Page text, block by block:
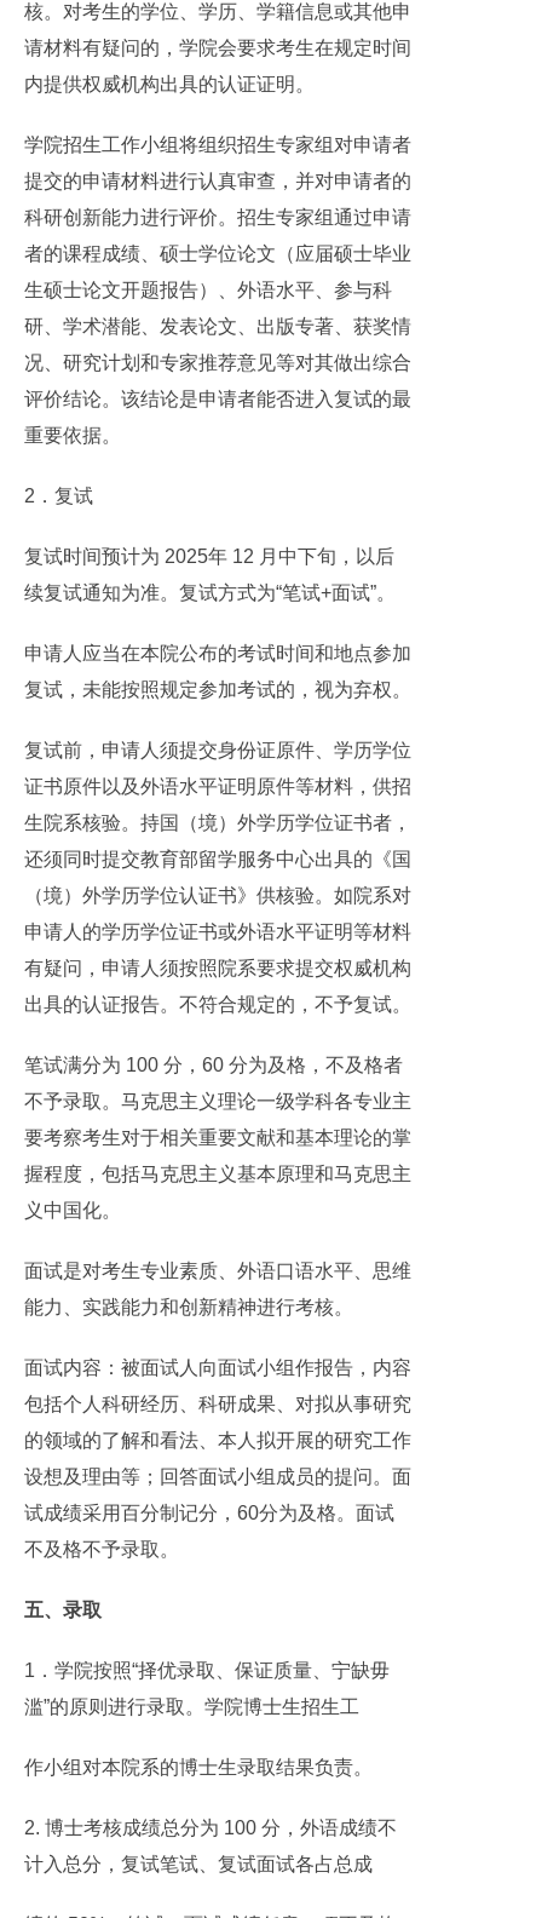
核。对考生的学位、学历、学籍信息或其他申
请材料有疑问的，学院会要求考生在规定时间
内提供权威机构出具的认证证明。
学院招生工作小组将组织招生专家组对申请者
提交的申请材料进行认真审查，并对申请者的
科研创新能力进行评价。招生专家组通过申请
者的课程成绩、硕士学位论文（应届硕士毕业
生硕士论文开题报告）、外语水平、参与科
研、学术潜能、发表论文、出版专著、获奖情
况、研究计划和专家推荐意见等对其做出综合
评价结论。该结论是申请者能否进入复试的最
重要依据。
2．复试
复试时间预计为 2025年 12 月中下旬，以后
续复试通知为准。复试方式为“笔试+面试”。
申请人应当在本院公布的考试时间和地点参加
复试，未能按照规定参加考试的，视为弃权。
复试前，申请人须提交身份证原件、学历学位
证书原件以及外语水平证明原件等材料，供招
生院系核验。持国（境）外学历学位证书者，
还须同时提交教育部留学服务中心出具的《国
（境）外学历学位认证书》供核验。如院系对
申请人的学历学位证书或外语水平证明等材料
有疑问，申请人须按照院系要求提交权威机构
出具的认证报告。不符合规定的，不予复试。
笔试满分为 100 分，60 分为及格，不及格者
不予录取。马克思主义理论一级学科各专业主
要考察考生对于相关重要文献和基本理论的掌
握程度，包括马克思主义基本原理和马克思主
义中国化。
面试是对考生专业素质、外语口语水平、思维
能力、实践能力和创新精神进行考核。
面试内容：被面试人向面试小组作报告，内容
包括个人科研经历、科研成果、对拟从事研究
的领域的了解和看法、本人拟开展的研究工作
设想及理由等；回答面试小组成员的提问。面
试成绩采用百分制记分，60分为及格。面试
不及格不予录取。
五、录取
1．学院按照“择优录取、保证质量、宁缺毋
滥”的原则进行录取。学院博士生招生工
作小组对本院系的博士生录取结果负责。
2. 博士考核成绩总分为 100 分，外语成绩不
计入总分，复试笔试、复试面试各占总成